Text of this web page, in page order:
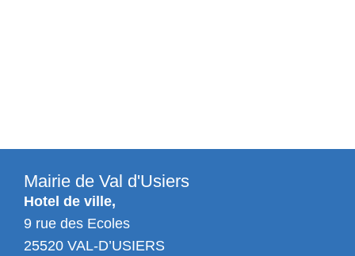
Mairie de Val d'Usiers
Hotel de ville,
9 rue des Ecoles
25520 VAL-D’USIERS